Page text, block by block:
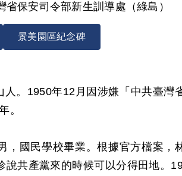
保安司令部新生訓導處（綠島）
景美園區紀念碑
。1950年12月因涉嫌「中共臺
。
，國民學校畢業。根據官方檔案
共產黨來的時候可以分得田地。